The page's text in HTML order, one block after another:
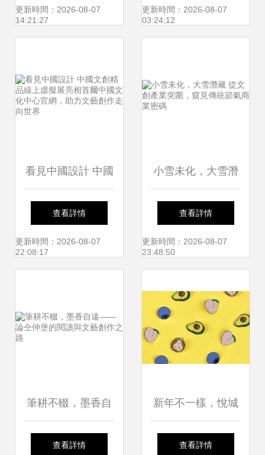
新樂章
更新時間：2026-08-07
14:21:27
旅游商品新格局的
更新時間：2026-08-07
03:24:12
看見中國設計 中國
文創精品線上虛擬
展亮相首爾中國文
文藝創作走向世界
查看詳情
更新時間：2026-08-07
22:08:17
小雪未化，大雪潛
藏 從文創產業突
圍，窺見傳統節氣
查看詳情
更新時間：2026-08-07
23:48:50
筆耕不輟，墨香自
遠——論仝仲堡的
查看詳情
新年不一樣，悅城
邀你去機場春日雅
查看詳情